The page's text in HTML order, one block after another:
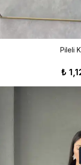
Pileli
₺